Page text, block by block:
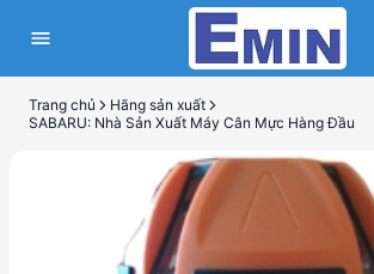
Trang chủ
Hãng sản xuất
SABARU: Nhà Sản Xuất Máy Cân Mực Hàng Đầu